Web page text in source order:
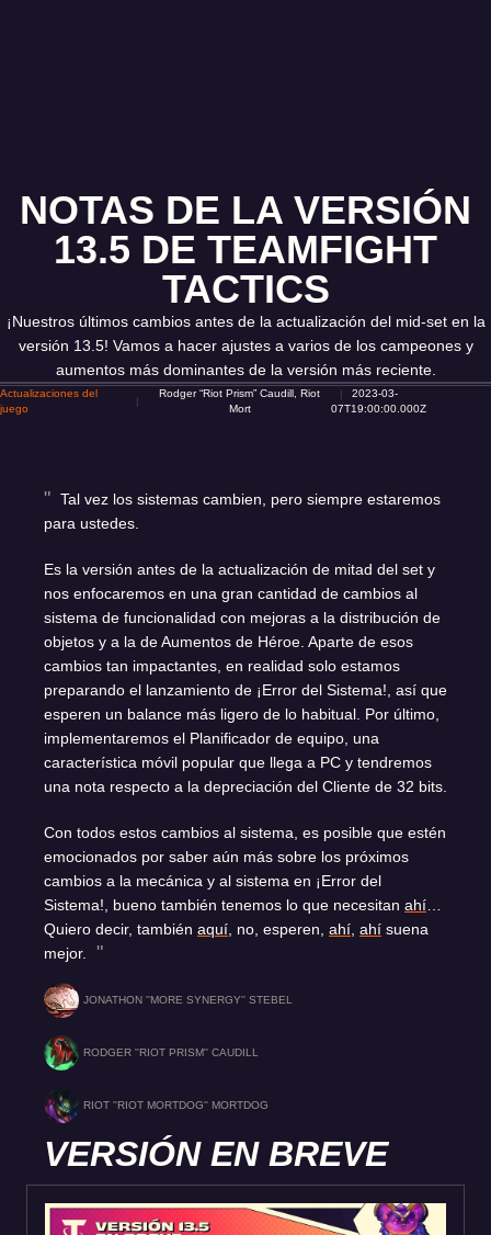
NOTAS DE LA VERSIÓN
13.5 DE TEAMFIGHT
TACTICS
¡Nuestros últimos cambios antes de la actualización del mid-set en la
versión 13.5! Vamos a hacer ajustes a varios de los campeones y
aumentos más dominantes de la versión más reciente.
Actualizaciones del
juego
Rodger “Riot Prism” Caudill, Riot
Mort
2023-03-
07T19:00:00.000Z
Tal vez los sistemas cambien, pero siempre estaremos
para ustedes.
Es la versión antes de la actualización de mitad del set y
nos enfocaremos en una gran cantidad de cambios al
sistema de funcionalidad con mejoras a la distribución de
objetos y a la de Aumentos de Héroe. Aparte de esos
cambios tan impactantes, en realidad solo estamos
preparando el lanzamiento de ¡Error del Sistema!, así que
esperen un balance más ligero de lo habitual. Por último,
implementaremos el Planificador de equipo, una
característica móvil popular que llega a PC y tendremos
una nota respecto a la depreciación del Cliente de 32 bits.
Con todos estos cambios al sistema, es posible que estén
emocionados por saber aún más sobre los próximos
cambios a la mecánica y al sistema en ¡Error del
Sistema!, bueno también tenemos lo que necesitan ahí
Quiero decir, también aquí , no, esperen, ahí ahí suena
mejor.
JONATHON ''MORE SYNERGY'' STEBEL
RODGER ''RIOT PRISM'' CAUDILL
RIOT ''RIOT MORTDOG'' MORTDOG
VERSIÓN EN BREVE